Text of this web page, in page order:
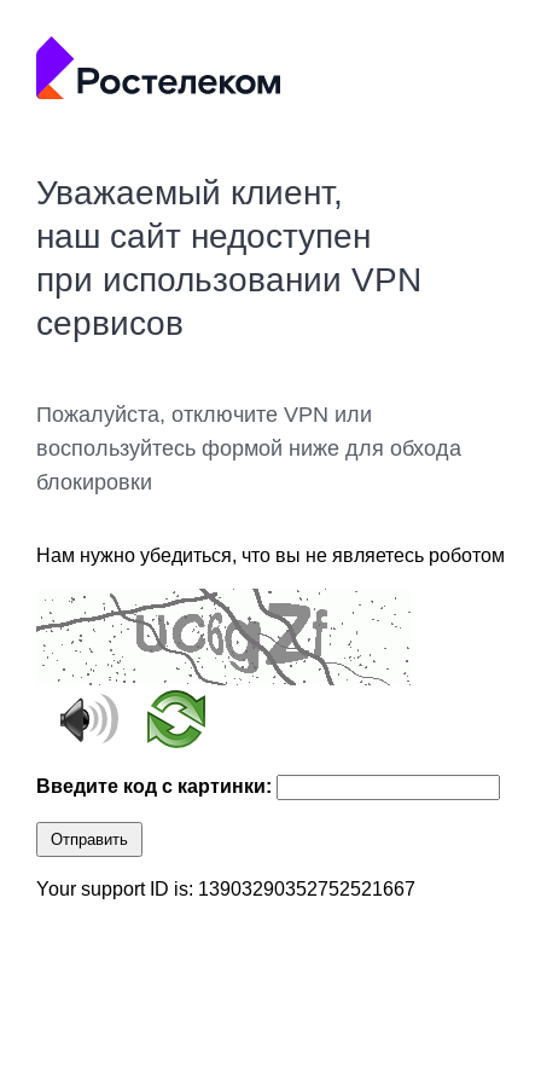
Уважаемый клиент,
наш сайт недоступен
при использовании VPN
сервисов
Пожалуйста, отключите VPN или
воспользуйтесь формой ниже для обхода
блокировки
Нам нужно убедиться, что вы не являетесь роботом
Введите код с картинки:
Отправить
Your support ID is: 13903290352752521667